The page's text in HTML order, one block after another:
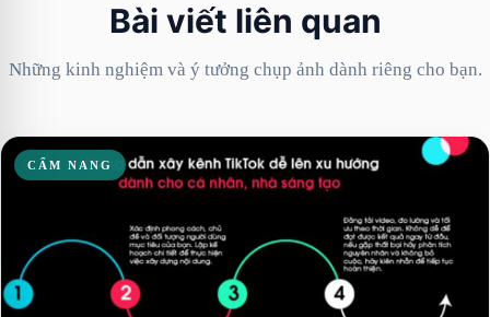
Bài viết liên quan
Những kinh nghiệm và ý tưởng chụp ảnh dành riêng cho bạn.
CẨM NANG